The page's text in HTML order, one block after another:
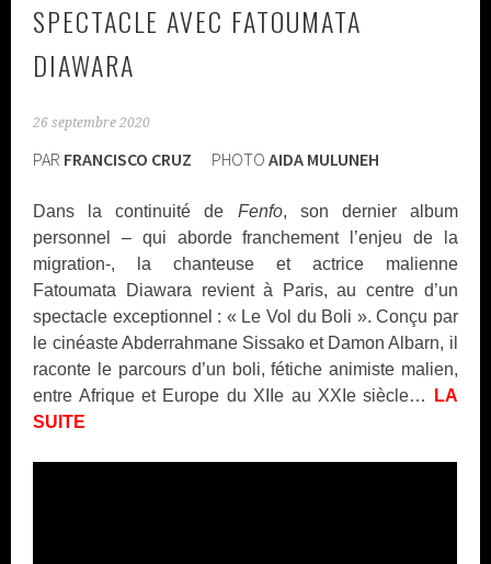
SPECTACLE AVEC FATOUMATA
DIAWARA
26 septembre 2020
PAR FRANCISCO CRUZ PHOTOAIDA MULUNEH
Dans la continuité de Fenfo, son dernier album
personnel – qui aborde franchement l’enjeu de la
migration-, la chanteuse et actrice malienne
Fatoumata Diawara revient à Paris, au centre d’un
spectacle exceptionnel : « Le Vol du Boli ». Conçu par
le cinéaste Abderrahmane Sissako et Damon Albarn, il
raconte le parcours d’un boli, fétiche animiste malien,
entre Afrique et Europe du XIIe au XXIe siècle…
LA
SUITE